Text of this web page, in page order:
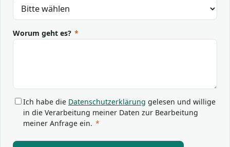
Worum geht es? *
Ich habe die Datenschutzerklärung gelesen und willige
in die Verarbeitung meiner Daten zur Bearbeitung
meiner Anfrage ein. *